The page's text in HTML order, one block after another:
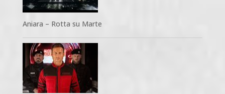
Aniara – Rotta su Marte